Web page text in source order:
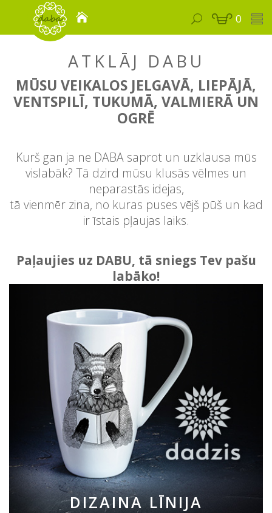
0
ATKLĀJ DABU
MŪSU VEIKALOS JELGAVĀ, LIEPĀJĀ,
VENTSPILĪ, TUKUMĀ, VALMIERĀ UN
OGRĒ
Kurš gan ja ne DABA saprot un uzklausa mūs
vislabāk? Tā dzird mūsu klusās vēlmes un
neparastās idejas,
tā vienmēr zina, no kuras puses vējš pūš un kad
ir īstais pļaujas laiks.
Paļaujies uz DABU, tā sniegs Tev pašu
labāko!
DIZAINA LĪNIJA